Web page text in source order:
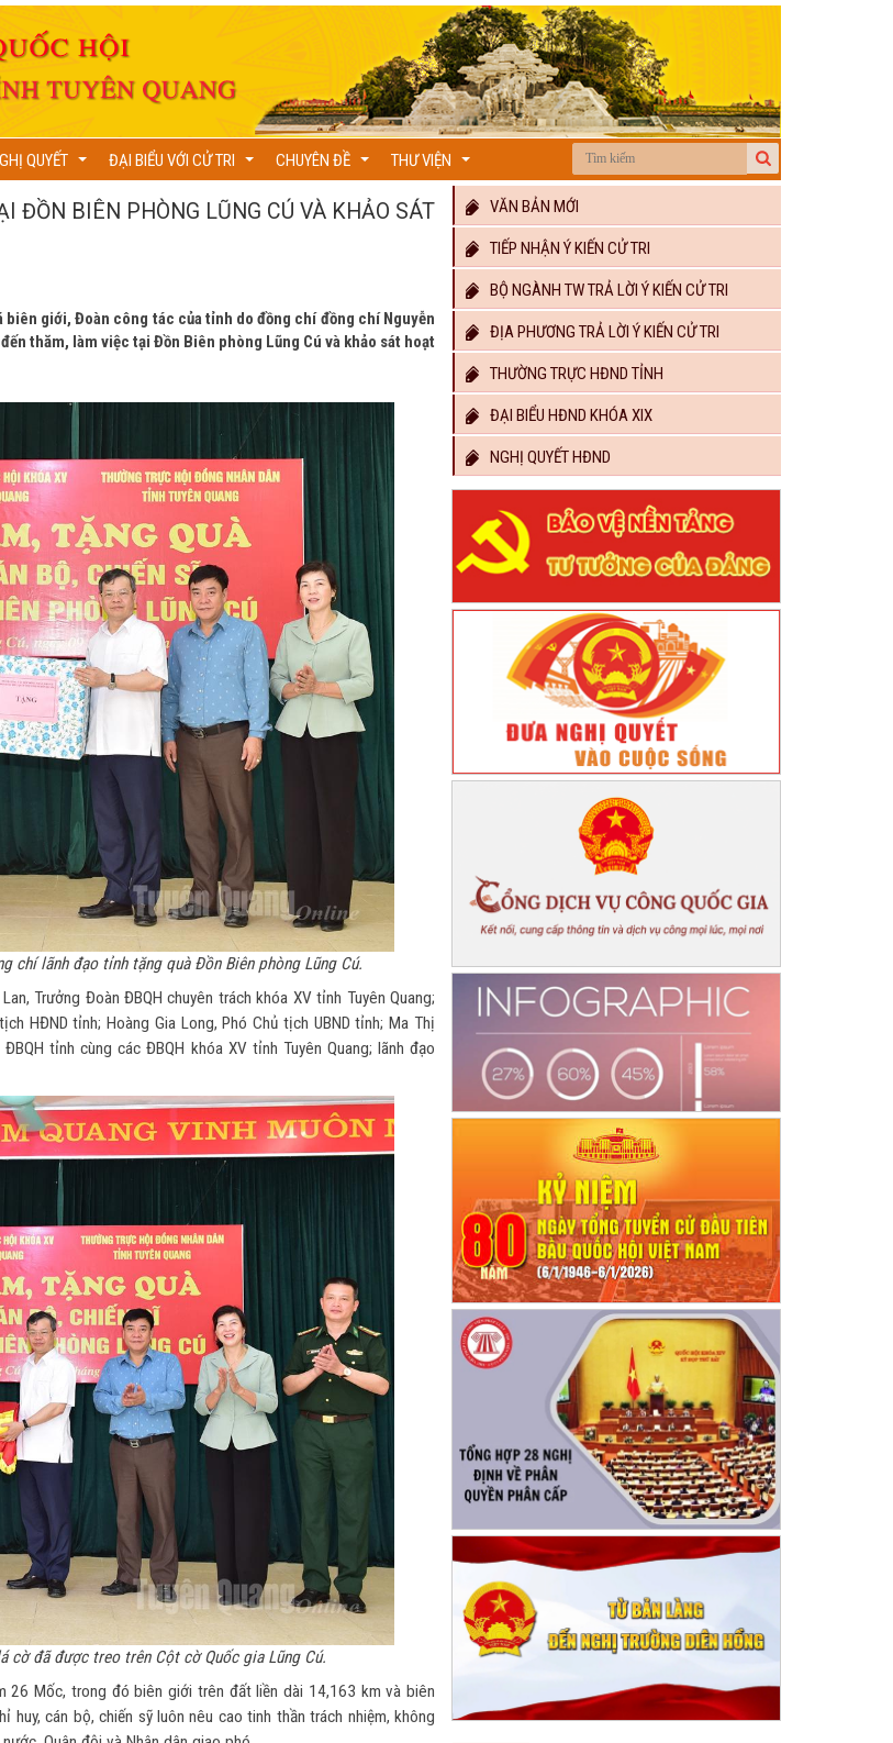
QUYẾT
...
ĐẠI BIỂU VỚI CỬ TRI
...
CHUYÊN ĐỀ
...
THƯ VIỆN
...
ĐỒN BIÊN PHÒNG LŨNG CÚ VÀ KHẢO SÁT
giới, Đoàn công tác của tỉnh do đồng chí đồng chí Nguyễn
thăm, làm việc tại Đồn Biên phòng Lũng Cú và khảo sát hoạt
chí lãnh đạo tỉnh tặng quà Đồn Biên phòng Lũng Cú.
Trưởng Đoàn ĐBQH chuyên trách khóa XV tỉnh Tuyên Quang;
HĐND tỉnh; Hoàng Gia Long, Phó Chủ tịch UBND tỉnh; Ma Thị
tỉnh cùng các ĐBQH khóa XV tỉnh Tuyên Quang; lãnh đạo
cờ đã được treo trên Cột cờ Quốc gia Lũng Cú.
26 Mốc, trong đó biên giới trên đất liền dài 14,163 km và biên
cán bộ, chiến sỹ luôn nêu cao tinh thần trách nhiệm, không
VĂN BẢN MỚI
TIẾP NHẬN Ý KIẾN CỬ TRI
BỘ NGÀNH TW TRẢ LỜI Ý KIẾN CỬ TRI
ĐỊA PHƯƠNG TRẢ LỜI Ý KIẾN CỬ TRI
THƯỜNG TRỰC HĐND TỈNH
ĐẠI BIỂU HĐND KHÓA XIX
NGHỊ QUYẾT HĐND